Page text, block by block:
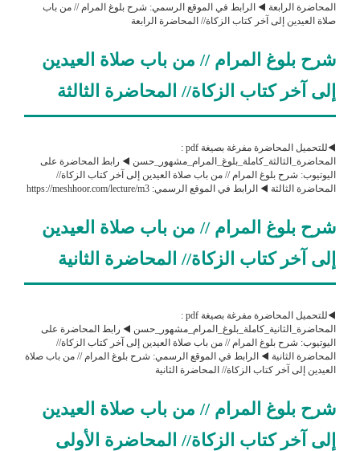
المحاضرة الرابعة ◀️ الرابط في الموقع الرسمي: شرح بلوغ المرام // من باب
صلاة العيدين إلى آخر كتاب الزكاة// المحاضرة الرابعة
شرح بلوغ المرام // من باب صلاة العيدين
إلى آخر كتاب الزكاة// المحاضرة الثالثة
◀️للتحميل المحاضرة مفرغة بصيغة pdf :
المحاضرة_الثالثة_كاملة_بلوغ_المرام_مشهور_حسن ◀️ رابط المحاضرة على
اليوتيوب: شرح بلوغ المرام // من باب صلاة العيدين إلى آخر كتاب الزكاة//
المحاضرة الثالثة ◀️ الرابط في الموقع الرسمي: https://meshhoor.com/lecture/m3
شرح بلوغ المرام // من باب صلاة العيدين
إلى آخر كتاب الزكاة// المحاضرة الثانية
◀️للتحميل المحاضرة مفرغة بصيغة pdf :
المحاضرة_الثانية_كاملة_بلوغ_المرام_مشهور_حسن ◀️ رابط المحاضرة على
اليوتيوب: شرح بلوغ المرام // من باب صلاة العيدين إلى آخر كتاب الزكاة//
المحاضرة الثانية ◀️ الرابط في الموقع الرسمي: شرح بلوغ المرام // من باب صلاة
العيدين إلى آخر كتاب الزكاة// المحاضرة الثانية
شرح بلوغ المرام // من باب صلاة العيدين
إلى آخر كتاب الزكاة// المحاضرة الأولى